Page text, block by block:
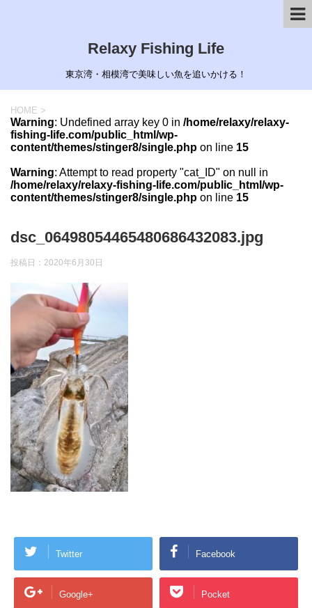
Relaxy Fishing Life
東京湾・相模湾で美味しい魚を追いかける！
HOME >
Warning: Undefined array key 0 in /home/relaxy/relaxy-
fishing-life.com/public_html/wp-
content/themes/stinger8/single.php on line 15
Warning: Attempt to read property "cat_ID" on null in
/home/relaxy/relaxy-fishing-life.com/public_html/wp-
content/themes/stinger8/single.php on line 15
dsc_06498054465480686432083.jpg
投稿日： 2020年6月30日
Twitter Facebook
Google+ Pocket